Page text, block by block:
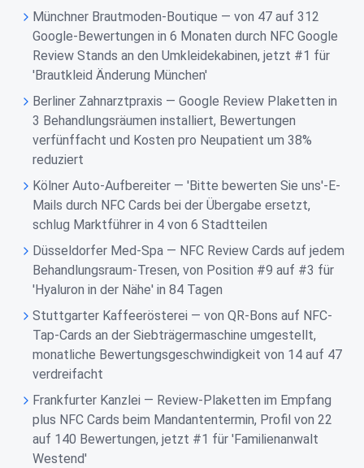
Münchner Brautmoden-Boutique — von 47 auf 312
Google-Bewertungen in 6 Monaten durch NFC Google
Review Stands an den Umkleidekabinen, jetzt #1 für
'Brautkleid Änderung München'
Berliner Zahnarztpraxis — Google Review Plaketten in
3 Behandlungsräumen installiert, Bewertungen
verfünffacht und Kosten pro Neupatient um 38%
reduziert
Kölner Auto-Aufbereiter — 'Bitte bewerten Sie uns'-E-
Mails durch NFC Cards bei der Übergabe ersetzt,
schlug Marktführer in 4 von 6 Stadtteilen
Düsseldorfer Med-Spa — NFC Review Cards auf jedem
Behandlungsraum-Tresen, von Position #9 auf #3 für
'Hyaluron in der Nähe' in 84 Tagen
Stuttgarter Kaffeerösterei — von QR-Bons auf NFC-
Tap-Cards an der Siebträgermaschine umgestellt,
monatliche Bewertungsgeschwindigkeit von 14 auf 47
verdreifacht
Frankfurter Kanzlei — Review-Plaketten im Empfang
plus NFC Cards beim Mandantentermin, Profil von 22
auf 140 Bewertungen, jetzt #1 für 'Familienanwalt
Westend'